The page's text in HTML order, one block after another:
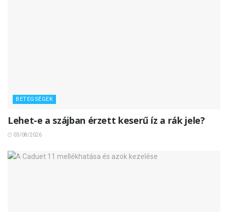
BETEGSÉGEK
Lehet-e a szájban érzett keserű íz a rák jele?
03/08/2026